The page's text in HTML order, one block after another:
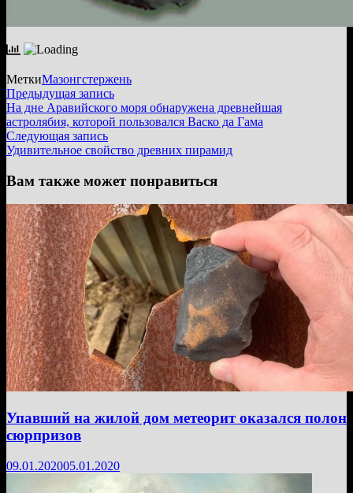
МеткиМазонгстержень
Навигация
по
записям
Предыдущая записьПредыдущая
запись:
На дне Аравийского моря обнаружена древнейшая
астролябия, которой пользовался Васко да Гама
Следующая записьСледующая
запись:
Удивительное свойство древних пирамид
Вам также может понравиться
Упавший на жилой дом метеорит оказался полон
сюрпризов
09.01.202005.01.2020